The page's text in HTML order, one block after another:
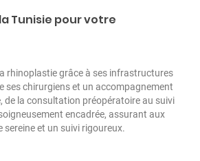
Tunisie pour votre
rhinoplastie grâce à ses infrastructures
ses chirurgienset un accompagnement
de la consultation préopératoire au suivi
encadrée, assurant aux
sereine et un suivi rigoureux.